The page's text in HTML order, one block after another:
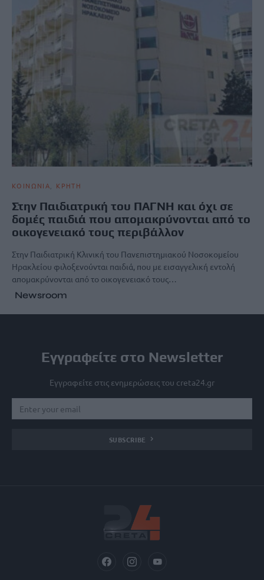
ΚΟΙΝΩΝΙΑ ΚΡΗΤΗ
Στην Παιδιατρική του ΠΑΓΝΗ και όχι σε
δομές παιδιά που απομακρύνονται από το
οικογενειακό τους περιβάλλον
Στην Παιδιατρική Κλινική του Πανεπιστημιακού Νοσοκομείου
Ηρακλείου φιλοξενούνται παιδιά, που με εισαγγελική εντολή
απομακρύνονται από το οικογενειακό τους…
Newsroom
Εγγραφείτε στο Newsletter
Εγγραφείτε στις ενημερώσεις του creta24.gr
SUBSCRIBE